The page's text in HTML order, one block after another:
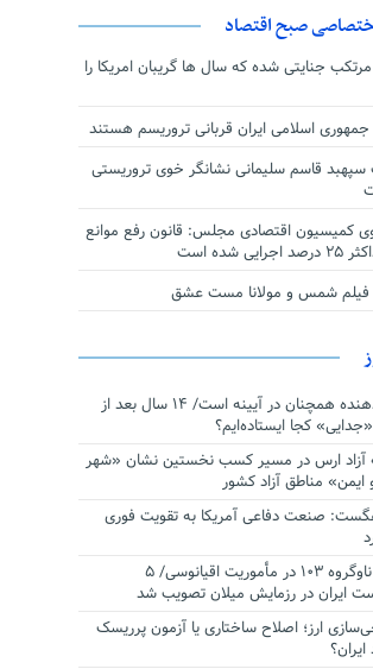
صبح اقتصاد
جنایتی شده که سال ها گریبان امریکا را
اسلامی ایران قربانی تروریسم هستند
قاسم سلیمانی نشانگر خوی تروریستی
کمیسیون اقتصادی مجلس: قانون رفع موانع
شده است
فیلم شمس و مولانا مست عشق
نجات‌دهنده‌ همچنان در آیینه است/ ۱۴ سال بعد از
کجا ایستاده‌ایم؟
آزاد ارس در مسیر کسب نخستین نشان «شهر
ایمن» مناطق آزاد کشور
صنعت دفاعی آمریکا به تقویت فوری
اقتدار ناوگروه ۱۰۳ در مأموریت‌ اقیانوسی/ ۵
ایران در رزمایش میلان تصویب شد
ارز؛ اصلاح ساختاری یا آزمون پرریسک